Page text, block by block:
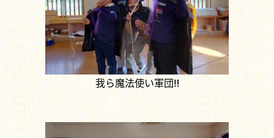
我ら魔法使い軍団‼